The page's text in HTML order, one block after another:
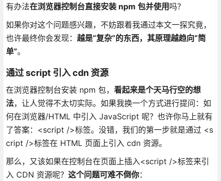
有办法在浏览器控制台直接安装 npm 包并使用吗？
如果你对这个问题感兴趣，不妨跟着我通过本文一探究竟，
也许最终你会发现： 越是“复杂”的东西，其原理越趋向“简
单”。
通过 script 引入 cdn 资源
在浏览器控制台安装 npm 包， 看起来是个天马行空的想
法，让人觉得不太切实际。如果我换一个方式进行提问：如
何在浏览器/HTML 中引入 JavaScript 呢？也许你马上就有
了答案：<script />标签。没错，我们的第一步就是通过 <s
cript />标签在 HTML 页面上引入 cdn 资源。
那么，又该如果在控制台在页面上插入<script />标签来引
入 CDN 资源呢？ 这个问题可难不倒你：